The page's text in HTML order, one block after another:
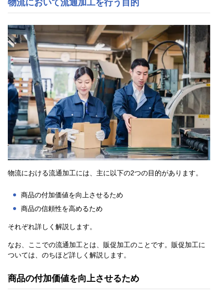
物流において流通加工を行う目的
物流における流通加工には、主に以下の2つの目的があります。
商品の付加価値を向上させるため
商品の信頼性を高めるため
それぞれ詳しく解説します。
なお、ここでの流通加工とは、販促加工のことです。販促加工に
ついては、のちほど詳しく解説します。
商品の付加価値を向上させるため